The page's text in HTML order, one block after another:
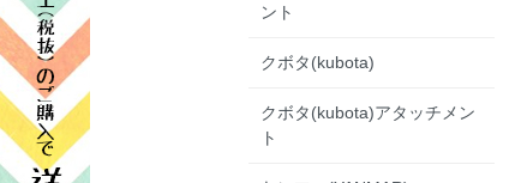
ント
クボタ(kubota)
クボタ(kubota)アタッチメン
ト